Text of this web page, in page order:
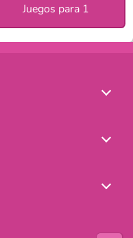
Juegos para 1